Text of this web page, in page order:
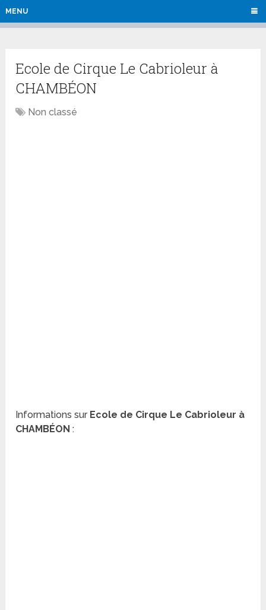
MENU
Ecole de Cirque Le Cabrioleur à
CHAMBÉON
Non classé
Informations sur Ecole de Cirque Le Cabrioleur à
CHAMBÉON :